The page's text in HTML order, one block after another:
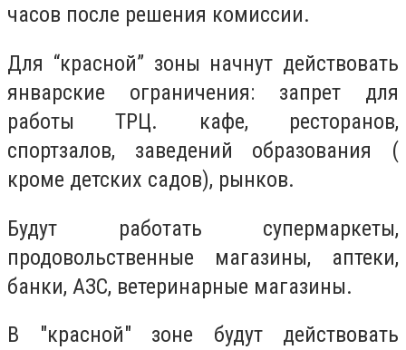
часов после решения комиссии.
Для “красной” зоны начнут действовать
январские ограничения: запрет для
работы ТРЦ. кафе, ресторанов,
спортзалов, заведений образования (
кроме детских садов), рынков.
Будут работать супермаркеты,
продовольственные магазины, аптеки,
банки, АЗС, ветеринарные магазины.
В "красной" зоне будут действовать